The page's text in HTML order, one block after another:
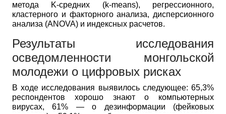
метода K-средних (k-means), регрессионного,
кластерного и факторного анализа, дисперсионного
анализа (ANOVA) и индексных расчетов.
Результаты исследования
осведомленности монгольской
молодежи о цифровых рисках
В ходе исследования выявилось следующее: 65,3%
респондентов хорошо знают о компьютерных
вирусах, 61% — о дезинформации (фейковых